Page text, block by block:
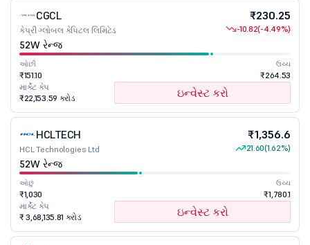
CGCL
કેપ્રી ગ્લોબલ કેપિટલ લિમિટેડ
₹230.25
-10.82(-4.49%)
52W રેન્જ
ઓછી
₹151.10
ઉચ્ચ
₹264.53
માર્કેટ કેપ
₹22,153.59 કરોડ
ઇન્વેસ્ટ કરો
HCLTECH
HCL Technologies Ltd
₹1,356.6
21.60(1.62%)
52W રેન્જ
ઓછું
₹1,030
ઉચ્ચ
₹1,780.1
માર્કેટ કેપ
₹ 3,68,135.81 કરોડ
ઇન્વેસ્ટ કરો